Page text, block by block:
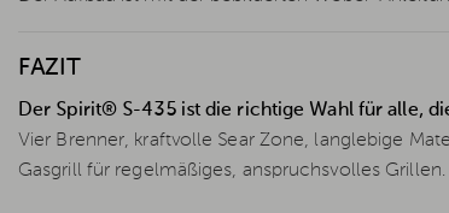
FAZIT
Der Spirit® S-435 ist die richtige Wahl für alle,
Vier Brenner, kraftvolle Sear Zone, langlebige
Gasgrill für regelmäßiges, anspruchsvolles Grillen.